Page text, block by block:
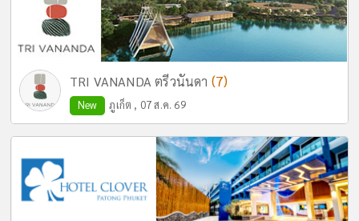
TRI VANANDA ตรีวนันดา (7)
New ภูเก็ต , 07 ส.ค. 69